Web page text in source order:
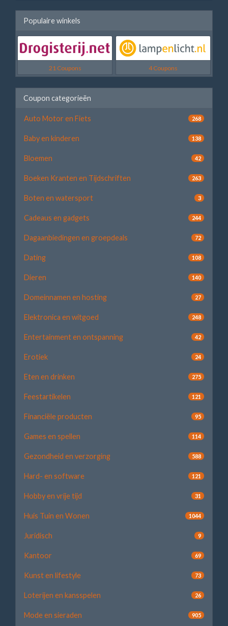
Populaire winkels
21 Coupons 4 Coupons
Coupon categorieën
Auto Motor en Fiets 268
Baby en kinderen 138
Bloemen 42
Boeken Kranten en Tijdschriften 263
Boten en watersport 3
Cadeaus en gadgets 244
Dagaanbiedingen en groepdeals 72
Dating 108
Dieren 140
Domeinnamen en hosting 27
Elektronica en witgoed 248
Entertainment en ontspanning 42
Erotiek 24
Eten en drinken 275
Feestartikelen 121
Financiële producten 95
Games en spellen 114
Gezondheid en verzorging 588
Hard- en software 121
Hobby en vrije tijd 31
Huis Tuin en Wonen 1044
Juridisch 9
Kantoor 69
Kunst en lifestyle 73
Loterijen en kansspelen 26
Mode en sieraden 905